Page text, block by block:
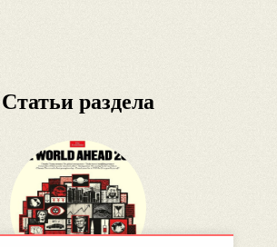
Статьи раздела